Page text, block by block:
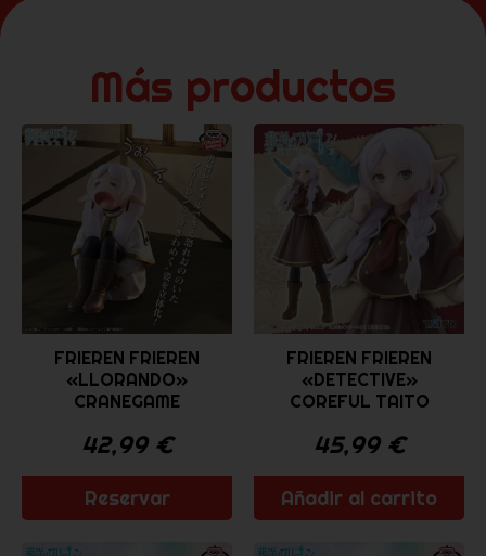
Más productos
FRIEREN FRIEREN
«LLORANDO»
CRANEGAME
42,99 €
Reservar
FRIEREN FRIEREN
«DETECTIVE»
COREFUL TAITO
45,99 €
Añadir al carrito